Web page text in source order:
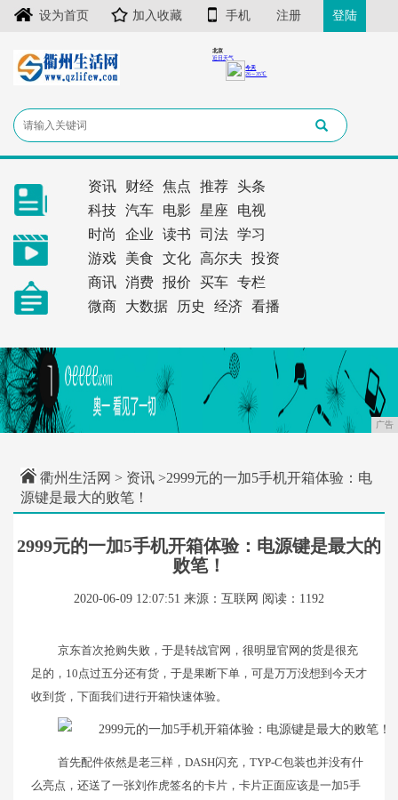
设为首页 加入收藏 手机 注册 登陆
资讯 财经 焦点 推荐
头条
科技
汽车 电影 星座
电视
时尚
企业 读书 司法
学习
游戏
美食 文化 高尔夫
投资
商讯
消费 报价 买车
专栏
微商
大数据 历史 经济 看播
广告
衢州生活网 > 资讯 >2999元的一加5手机开箱体验：电
源键是最大的败笔！
2999元的一加5手机开箱体验：电源键是最大的
败笔！
2020-06-09 12:07:51 来源：互联网 阅读：1192
京东首次抢购失败，于是转战官网，很明显官网的货是很充
足的，10点过五分还有货，于是果断下单，可是万万没想到今天才
收到货，下面我们进行开箱快速体验。
首先配件依然是老三样，DASH闪充，TYP-C包装也并没有什
么亮点，还送了一张刘作虎签名的卡片，卡片正面应该是一加5手